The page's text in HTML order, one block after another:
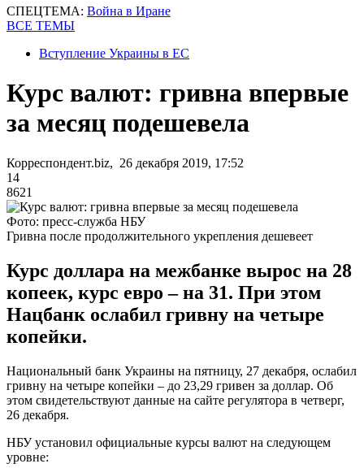
СПЕЦТЕМА: Война в Иране
ВСЕ ТЕМЫ
Вступление Украины в ЕС
Курс валют: гривна впервые
за месяц подешевела
Корреспондент.biz, 26 декабря 2019, 17:52
14
8621
Фото: пресс-служба НБУ
Гривна после продолжительного укрепления дешевеет
Курс доллара на межбанке вырос на 28
копеек, курс евро – на 31. При этом
Нацбанк ослабил гривну на четыре
копейки.
Национальный банк Украины на пятницу, 27 декабря, ослабил
гривну на четыре копейки – до 23,29 гривен за доллар. Об
этом свидетельствуют данные на сайте регулятора в четверг,
26 декабря.
НБУ установил официальные курсы валют на следующем
уровне: